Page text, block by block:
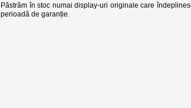
Păstrăm în stoc numai display-uri originale care
perioadă de garanție.